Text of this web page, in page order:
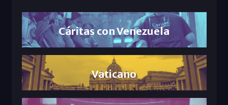
Cáritas con Venezuela
Vaticano